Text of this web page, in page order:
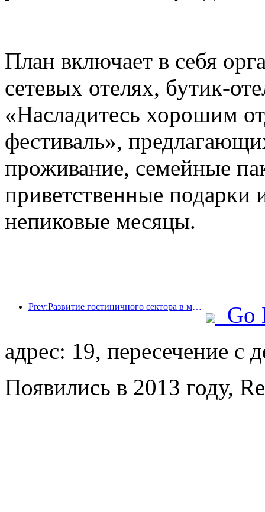
План включает в себя
сетевых отелях, бутик-
«Насладитесь хорошим
фестиваль»,
проживание, семейные
приветственные подарки
непиковые месяцы.
Prev:Развитие гостиничного сектора в мире в 2026 году: Шанхай занимает первое место по увеличению количества номеров.
Go
адрес: 19, пересечение с
Появились в 2013 году,